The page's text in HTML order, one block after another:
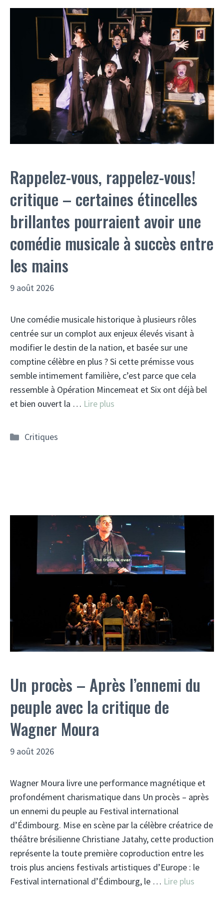
Rappelez-vous, rappelez-vous!
critique – certaines étincelles
brillantes pourraient avoir une
comédie musicale à succès entre
les mains
9 août 2026
Une comédie musicale historique à plusieurs rôles
centrée sur un complot aux enjeux élevés visant à
modifier le destin de la nation, et basée sur une
comptine célèbre en plus ? Si cette prémisse vous
semble intimement familière, c’est parce que cela
ressemble à Opération Mincemeat et Six ont déjà bel
et bien ouvert la … Lire plus
Catégories
Critiques
Un procès – Après l’ennemi du
peuple avec la critique de
Wagner Moura
9 août 2026
Wagner Moura livre une performance magnétique et
profondément charismatique dans Un procès – après
un ennemi du peuple au Festival international
d’Édimbourg. Mise en scène par la célèbre créatrice de
théâtre brésilienne Christiane Jatahy, cette production
représente la toute première coproduction entre les
trois plus anciens festivals artistiques d’Europe : le
Festival international d’Édimbourg, le … Lire plus